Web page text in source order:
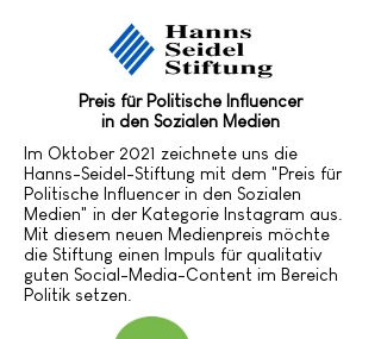
Preis für Politische Influencer
in den Sozialen Medien
Im Oktober 2021 zeichnete uns die
Hanns-Seidel-Stiftung mit dem "Preis für
Politische Influencer in den Sozialen
Medien" in der Kategorie Instagram aus.
Mit diesem neuen Medienpreis möchte
die Stiftung einen Impuls für qualitativ
guten Social-Media-Content im Bereich
Politik setzen.